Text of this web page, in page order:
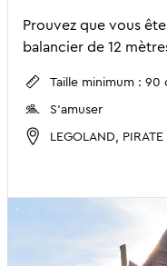
Prouvez que vous
balancier de 12
Taille minimum : 90
S'amuser
LEGOLAND,